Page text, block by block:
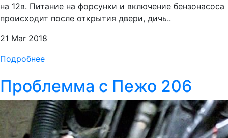
на 12в. Питание на форсунки и включение бензонасоса
происходит после открытия двери, дичь..
21 Mar 2018
Подробнее
Проблемма с Пежо 206